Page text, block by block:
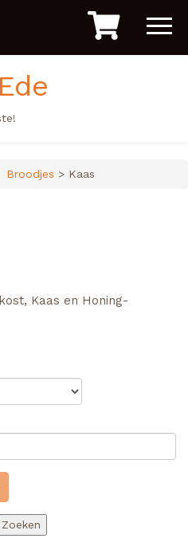
Broodjes > Kaas
Kaas en Honing-